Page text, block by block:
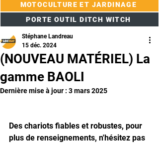
MOTOCULTURE ET JARDINAGE
PORTE OUTIL DITCH WITCH
(NOUVEAU MATÉRIEL) La
gamme BAOLI
Stéphane Landreau
15 déc. 2024
Dernière mise à jour : 3 mars 2025
Des chariots fiables et robustes, pour
plus de renseignements, n'hésitez pas